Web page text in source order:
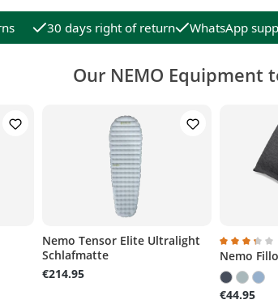
30 days right of return WhatsApp
Our NEMO Equipment
5 stars
Nemo Tensor Elite Ultralight
Schlafmatte
€214.95
Average
Nemo
€44.95